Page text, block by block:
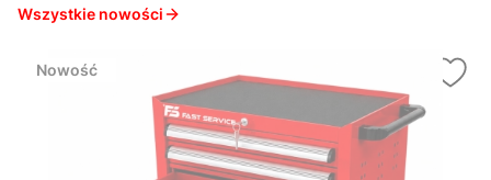
Wszystkie nowości
Nowość